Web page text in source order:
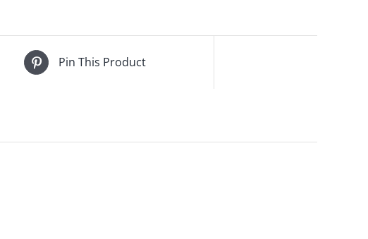
Pin This Product